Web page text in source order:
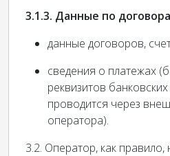
3.1.3. Данные по
данные договоров,
сведения о платежах
реквизитов
проводится через
оператора).
3.2. Оператор, как